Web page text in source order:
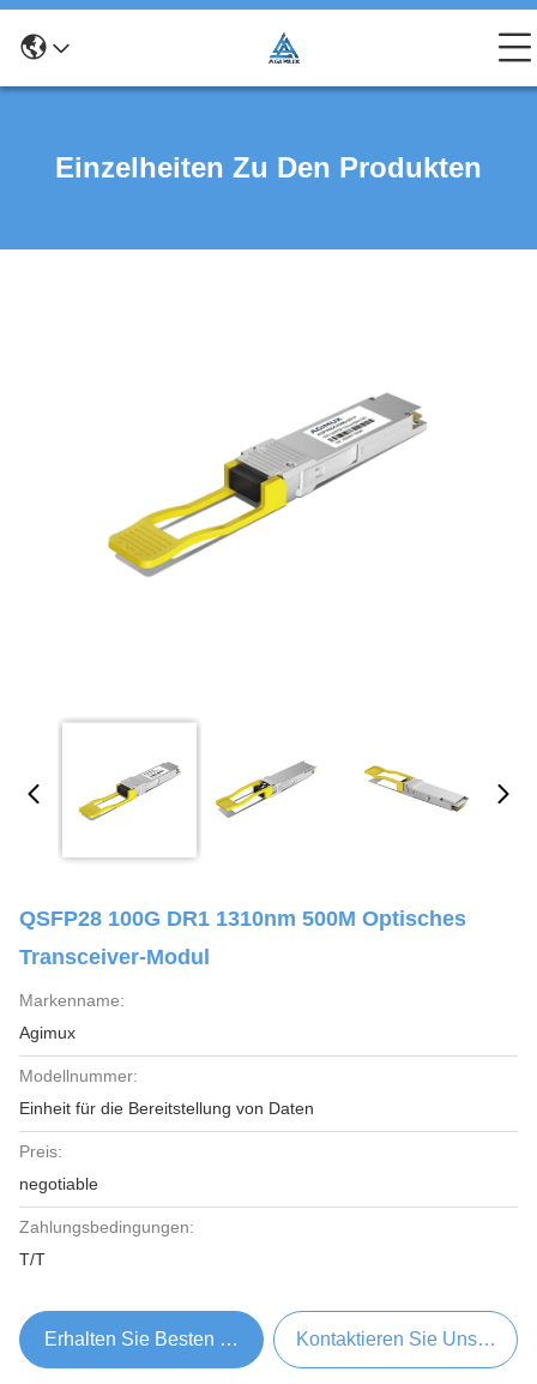
Einzelheiten Zu Den Produkten
QSFP28 100G DR1 1310nm 500M Optisches
Transceiver-Modul
Markenname:
Agimux
Modellnummer:
Einheit für die Bereitstellung von Daten
Preis:
negotiable
Zahlungsbedingungen:
T/T
Erhalten Sie Besten Preis Kontaktieren Sie Uns Jetzt